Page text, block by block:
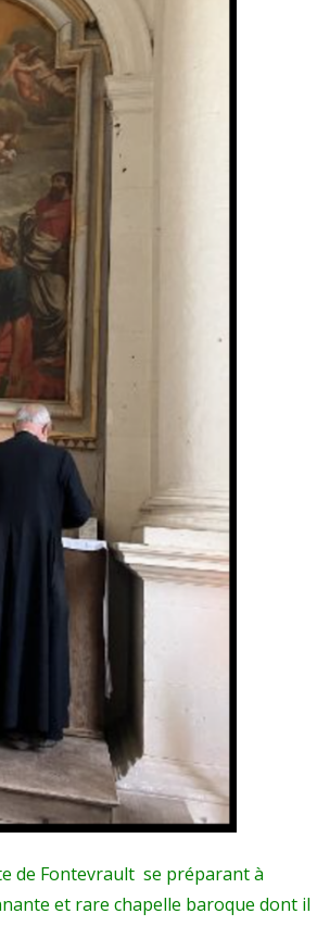
de Fontevrault se préparant à
et rare chapelle baroque dont il